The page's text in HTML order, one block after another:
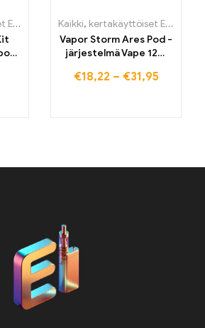
kertakäyttöiset E-savut Suomi
Kaikki, kertakäyttöiset E-savut
Vapor Storm Ares Pod -
järjestelmä Vape 12W
aloituspaketti
€18,22 – €31,95